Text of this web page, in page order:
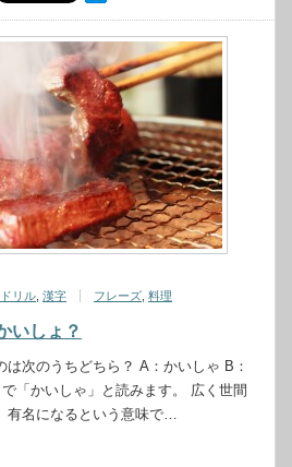
リル 漢字 フレーズ 料理
いしょ？
は次のうちどちら？ A：かいしゃ B：
「かいしゃ」と読みます。 広く世間
有名になるという意味で…